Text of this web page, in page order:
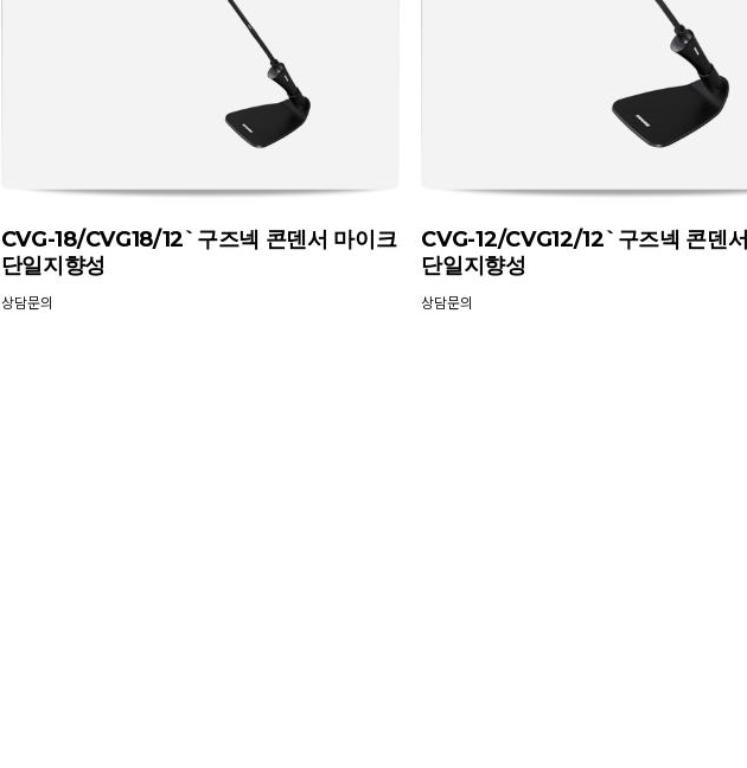
CVG-18/CVG18/12`구즈넥 콘덴서 마이크
단일지향성
상담문의
CVG-12/CVG12/12`구즈넥 콘덴
단일지향성
상담문의